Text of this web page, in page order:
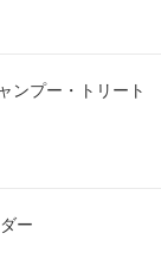
ンプー・トリート
ー